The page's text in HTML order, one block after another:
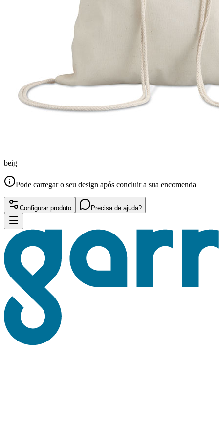
beig
Pode carregar o seu design após concluir a sua encomenda.
Configurar produto Precisa de ajuda?